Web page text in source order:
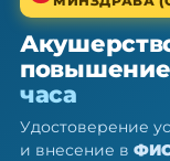
Высшее звено ·
36/72/144 ч
работы
часа
Удостоверение
и внесение в